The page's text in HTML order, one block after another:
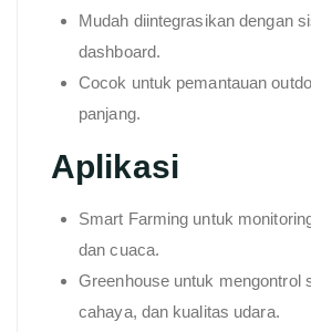
Mudah diintegrasikan dengan
dashboard.
Cocok untuk pemantauan
panjang.
Aplikasi
Smart Farming untuk
dan cuaca.
Greenhouse untuk mengontrol
cahaya, dan kualitas udara.